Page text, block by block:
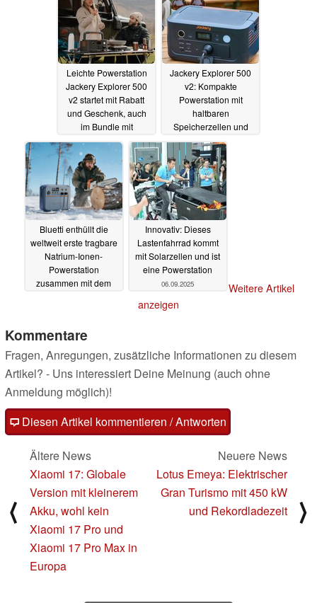
Leichte Powerstation
Jackery Explorer 500
v2 startet mit Rabatt
und Geschenk, auch
im Bundle mit
Solarpanel19.09.2025
Jackery Explorer 500
v2: Kompakte
Powerstation mit
haltbaren
Speicherzellen und
Solarladung ist ab
sofort erhältlich
17.09.2025
Bluetti enthüllt die
weltweit erste tragbare
Natrium-Ionen-
Powerstation
zusammen mit dem
Innovativ: Dieses
Lastenfahrrad kommt
mit Solarzellen und ist
eine Powerstation
06.09.2025
Weitere Artikel
anzeigen
Kommentare
Fragen, Anregungen, zusätzliche Informationen zu diesem
Artikel? - Uns interessiert Deine Meinung (auch ohne
Anmeldung möglich)!
Diesen Artikel kommentieren / Antworten
⟨
Ältere News
Xiaomi 17: Globale
Version mit kleinerem
Akku, wohl kein
Xiaomi 17 Pro und
Xiaomi 17 Pro Max in
Europa
Neuere News
Lotus Emeya: Elektrischer
Gran Turismo mit 450 kW
und Rekordladezeit
⟩